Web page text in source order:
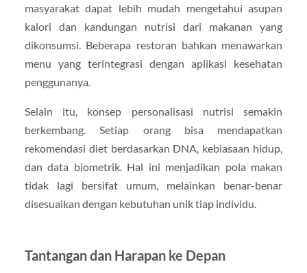
masyarakat dapat lebih mudah mengetahui asupan
kalori dan kandungan nutrisi dari makanan yang
dikonsumsi. Beberapa restoran bahkan menawarkan
menu yang terintegrasi dengan aplikasi kesehatan
penggunanya.
Selain itu, konsep personalisasi nutrisi semakin
berkembang. Setiap orang bisa mendapatkan
rekomendasi diet berdasarkan DNA, kebiasaan hidup,
dan data biometrik. Hal ini menjadikan pola makan
tidak lagi bersifat umum, melainkan benar-benar
disesuaikan dengan kebutuhan unik tiap individu.
Tantangan dan Harapan ke Depan